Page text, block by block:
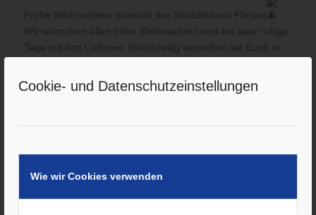
Cookie- und Datenschutzeinstellungen
Wie wir Cookies verwenden
Frohe Weihnachten wünscht das Sanitätshaus Förster
Wir wünschen allen frohe Weihnachten und ein paar ruhige
Tage mit den Liebsten. Gleichzeitig wünschen wir Euch in
wünschen wir Euch für das kommende Jahr ganz viel
das Team vom Sanitätshaus Förster